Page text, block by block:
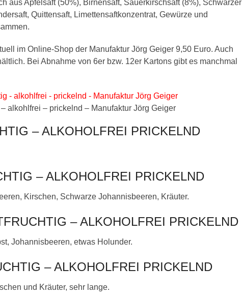
aus Apfelsaft (50%), Birnensaft, Sauerkirschsaft (8%), Schwarzer
Quittensaft, Limettensaftkonzentrat, Gewürze und
im Online-Shop der Manufaktur Jörg Geiger 9,50 Euro. Auch
Bei Abnahme von 6er bzw. 12er Kartons gibt es manchmal
alkohlfrei – prickelnd – Manufaktur Jörg Geiger
– ALKOHOLFREI PRICKELND
– ALKOHOLFREI PRICKELND
Kirschen, Schwarze Johannisbeeren, Kräuter.
– ALKOHOLFREI PRICKELND
Johannisbeeren, etwas Holunder.
– ALKOHOLFREI PRICKELND
und Kräuter, sehr lange.